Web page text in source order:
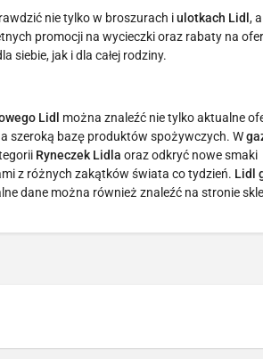
nie tylko w broszurach iulotkach Lidl ,
promocji na wycieczki oraz rabaty na
siebie, jak i dla całej rodziny.
Lidl
można znaleźć nie tylko aktualne
szeroką bazę produktów spożywczych. W
Ryneczek Lidla oraz odkryć nowe smaki
z różnych zakątków świata co tydzień. Lidl
dane można również znaleźć na stronie